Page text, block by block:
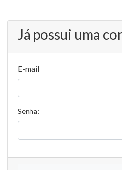
Já possui uma
E-mail
Senha: